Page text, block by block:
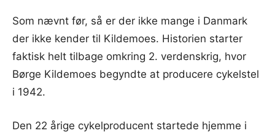
Som nævnt før, så er der ikke mange i Danmark
der ikke kender til Kildemoes. Historien starter
faktisk helt tilbage omkring 2. verdenskrig, hvor
Børge Kildemoes begyndte at producere cykelstel
i 1942.
Den 22 årige cykelproducent startede hjemme i